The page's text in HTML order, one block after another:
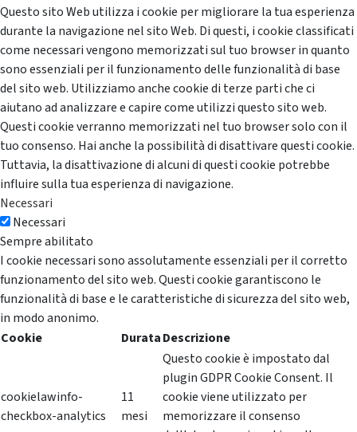
Questo sito Web utilizza i cookie per migliorare la tua esperienza
durante la navigazione nel sito Web. Di questi, i cookie classificati
come necessari vengono memorizzati sul tuo browser in quanto
sono essenziali per il funzionamento delle funzionalità di base
del sito web. Utilizziamo anche cookie di terze parti che ci
aiutano ad analizzare e capire come utilizzi questo sito web.
Questi cookie verranno memorizzati nel tuo browser solo con il
tuo consenso. Hai anche la possibilità di disattivare questi cookie.
Tuttavia, la disattivazione di alcuni di questi cookie potrebbe
influire sulla tua esperienza di navigazione.
Necessari
Necessari
Sempre abilitato
I cookie necessari sono assolutamente essenziali per il corretto
funzionamento del sito web. Questi cookie garantiscono le
funzionalità di base e le caratteristiche di sicurezza del sito web,
in modo anonimo.
Cookie
DurataDescrizione
cookielawinfo-
checkbox-analytics
11
mesi
Questo cookie è impostato dal
plugin GDPR Cookie Consent. Il
cookie viene utilizzato per
memorizzare il consenso